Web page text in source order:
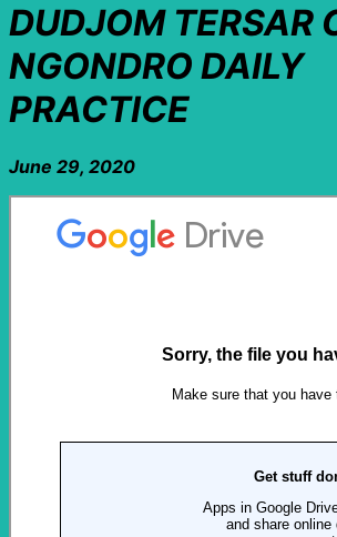
DUDJOM TERSAR
NGONDRO DAILY
PRACTICE
June 29, 2020